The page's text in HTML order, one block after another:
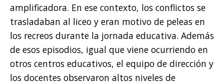
amplificadora. En ese contexto, los conflictos se
trasladaban al liceo y eran motivo de peleas en
los recreos durante la jornada educativa. Además
de esos episodios, igual que viene ocurriendo en
otros centros educativos, el equipo de dirección y
los docentes observaron altos niveles de